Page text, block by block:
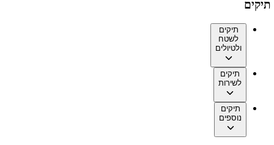
תיקים
תיקים
לשטח
ולטיולים
תיקים
לשירות
תיקים
נוספים